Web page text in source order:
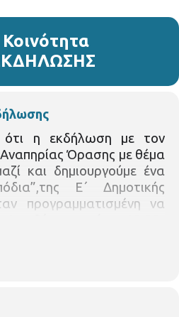
ότι η εκδήλωση με τον
Όρασης με θέμα
και δημιουργούμε ένα
Ε΄ Δημοτικής
προγραμματισμένη να
Μαρτίου 24, Βίλα